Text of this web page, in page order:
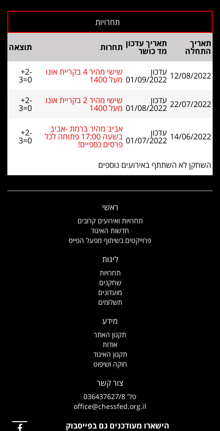
תאריך
התחלה
תאריך עדכון
מד כושר תחרות תוצאה
12/08/2022 עדכון
01/09/2022
שישי מהיר 4 בקריית אונו
מעל 1400
+2-
3=0
22/07/2022 עדכון
01/08/2022
שישי מהיר 2 בקריית אונו
מעל 1400
+2-
3=0
14/06/2022 עדכון
01/07/2022
אביב מהיר ברמת -אביב
בשעה 17:00 פתוחה לכל
פרסים כספיים!
+2-
3=0
השחקן לא השתתף באירועים נוספים
ראשי
תחרויות ואירועים קרובים
חדשות האיגוד
פרוייקטים בשיתוף מפעל הפייס
ליגות
תחרויות
שחקנים
מועדונים
תשלומים
מידע
תקנון האתר
אודות
תקנון האיגוד
חוקה ושיפוט
צור קשר
טל' 036437627/8
office@chessfed.org.il
הישארו מעודכנים גם בפייסבוק